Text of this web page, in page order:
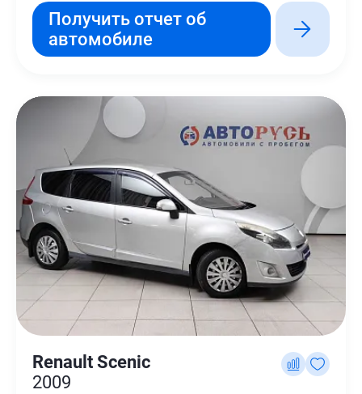
Получить отчет об
автомобиле
Renault Scenic
2009